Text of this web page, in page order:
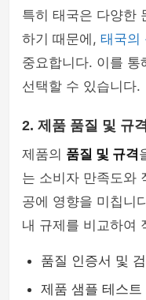
특히 태국은 다양한
하기 때문에, 태국의
중요합니다. 이를 통
선택할 수 있습니다.
2. 제품 품질 및 규
제품의 품질 및 규격
는 소비자 만족도와
공에 영향을 미칩니
내 규제를 비교하여
품질 인증서 및
제품 샘플 테스트